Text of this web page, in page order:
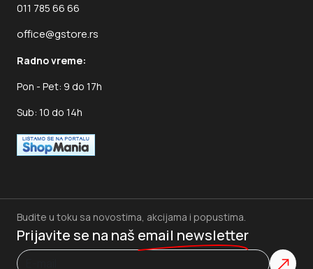
011 785 66 66
office@gstore.rs
Radno vreme:
Pon - Pet: 9 do 17h
Sub: 10 do 14h
Budite u toku sa novostima, akcijama i popustima.
Prijavite se na naš email newsletter